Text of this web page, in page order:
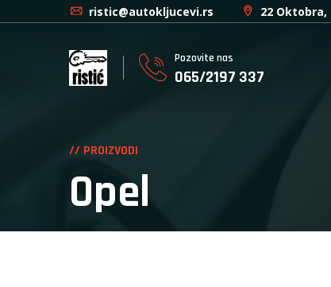
ristic@autokljucevi.rs 22 Oktobra,
Pozovite nas
065/2197 337
// PROIZVODI
Opel